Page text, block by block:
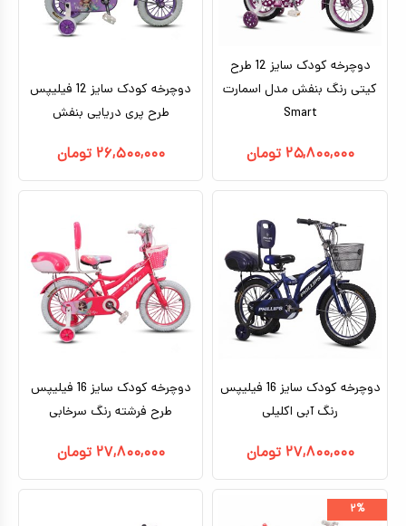
دوچرخه کودک سایز 12 طرح
کیتی رنگ بنفش مدل اسمارت
Smart
۲۵,۸۰۰,۰۰۰ تومان
دوچرخه کودک سایز 12 فیلیپس
طرح پری دریایی بنفش
۲۶,۵۰۰,۰۰۰ تومان
دوچرخه کودک سایز 16 فیلیپس
رنگ آبی اکلیلی
۲۷,۸۰۰,۰۰۰ تومان
دوچرخه کودک سایز 16 فیلیپس
طرح فرشته رنگ سرخابی
۲۷,۸۰۰,۰۰۰ تومان
۲%